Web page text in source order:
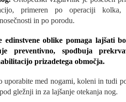
primeren po operaciji kolka,
in po porodu.
edinstvene oblike pomaga lajšati
preventivno, spodbuja
prizadetega območja.
uporabite med nogami, koleni in tudi
gležnji in za lajšanje otekanja nog.